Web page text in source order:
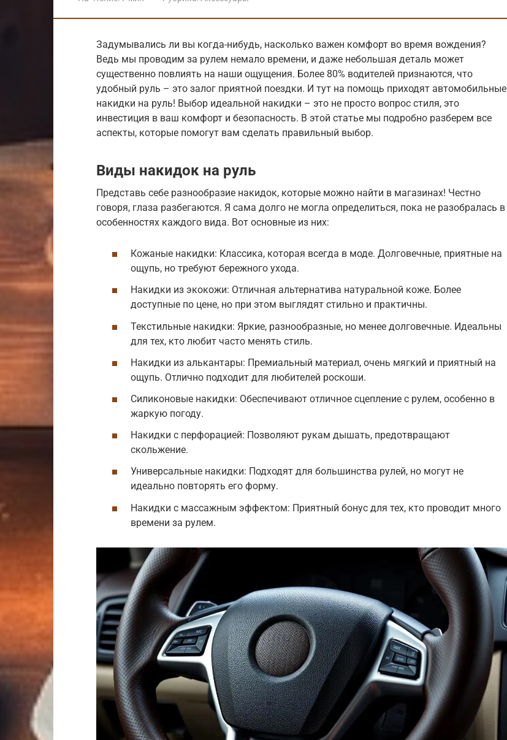
Задумывались ли вы когда-нибудь, насколько важен комфорт во время вождения?
Ведь мы проводим за рулем немало времени, и даже небольшая деталь может
существенно повлиять на наши ощущения. Более 80% водителей признаются, что
удобный руль – это залог приятной поездки. И тут на помощь приходят автомобильные
накидки на руль! Выбор идеальной накидки – это не просто вопрос стиля, это
инвестиция в ваш комфорт и безопасность. В этой статье мы подробно разберем все
аспекты, которые помогут вам сделать правильный выбор.
Виды накидок на руль
Представь себе разнообразие накидок, которые можно найти в магазинах! Честно
говоря, глаза разбегаются. Я сама долго не могла определиться, пока не разобралась в
особенностях каждого вида. Вот основные из них:
Кожаные накидки: Классика, которая всегда в моде. Долговечные, приятные на
ощупь, но требуют бережного ухода.
Накидки из экокожи: Отличная альтернатива натуральной коже. Более
доступные по цене, но при этом выглядят стильно и практичны.
Текстильные накидки: Яркие, разнообразные, но менее долговечные. Идеальны
для тех, кто любит часто менять стиль.
Накидки из алькантары: Премиальный материал, очень мягкий и приятный на
ощупь. Отлично подходит для любителей роскоши.
Силиконовые накидки: Обеспечивают отличное сцепление с рулем, особенно в
жаркую погоду.
Накидки с перфорацией: Позволяют рукам дышать, предотвращают
скольжение.
Универсальные накидки: Подходят для большинства рулей, но могут не
идеально повторять его форму.
Накидки с массажным эффектом: Приятный бонус для тех, кто проводит много
времени за рулем.